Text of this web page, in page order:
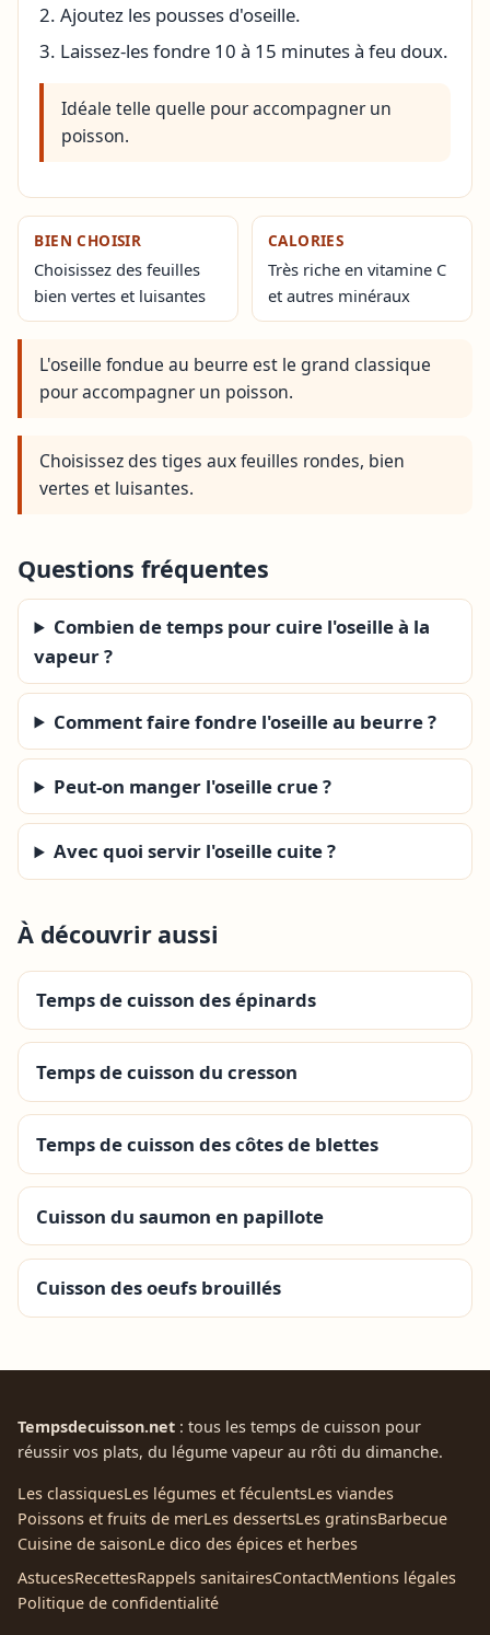
Ajoutez les pousses d'oseille.
Laissez-les fondre 10 à 15 minutes à feu doux.
Idéale telle quelle pour accompagner un
poisson.
BIEN CHOISIR
Choisissez des feuilles
bien vertes et luisantes
CALORIES
Très riche en vitamine C
et autres minéraux
L'oseille fondue au beurre est le grand classique
pour accompagner un poisson.
Choisissez des tiges aux feuilles rondes, bien
vertes et luisantes.
Questions fréquentes
Combien de temps pour cuire l'oseille à la
vapeur ?
Comment faire fondre l'oseille au beurre ?
Peut-on manger l'oseille crue ?
Avec quoi servir l'oseille cuite ?
À découvrir aussi
Temps de cuisson des épinards
Temps de cuisson du cresson
Temps de cuisson des côtes de blettes
Cuisson du saumon en papillote
Cuisson des oeufs brouillés
Tempsdecuisson.net : tous les temps de cuisson pour
réussir vos plats, du légume vapeur au rôti du dimanche.
Les classiquesLes légumes et féculentsLes viandes
Poissons et fruits de merLes dessertsLes gratinsBarbecue
Cuisine de saisonLe dico des épices et herbes
AstucesRecettesRappels sanitairesContactMentions légales
Politique de confidentialité